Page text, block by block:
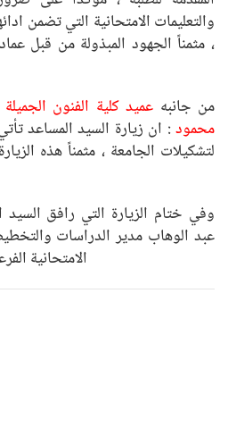
والتعليمات الامتحانية التي تضمن
، مثمناً الجهود المبذولة من قبل
من جانبه عميد كلية الفنون
محمود: ان زيارة السيد المساعد
لتشكيلات الجامعة ، مثمناً هذه
وفي ختام الزيارة التي رافق السيد
عبد الوهاب مدير الدراسات